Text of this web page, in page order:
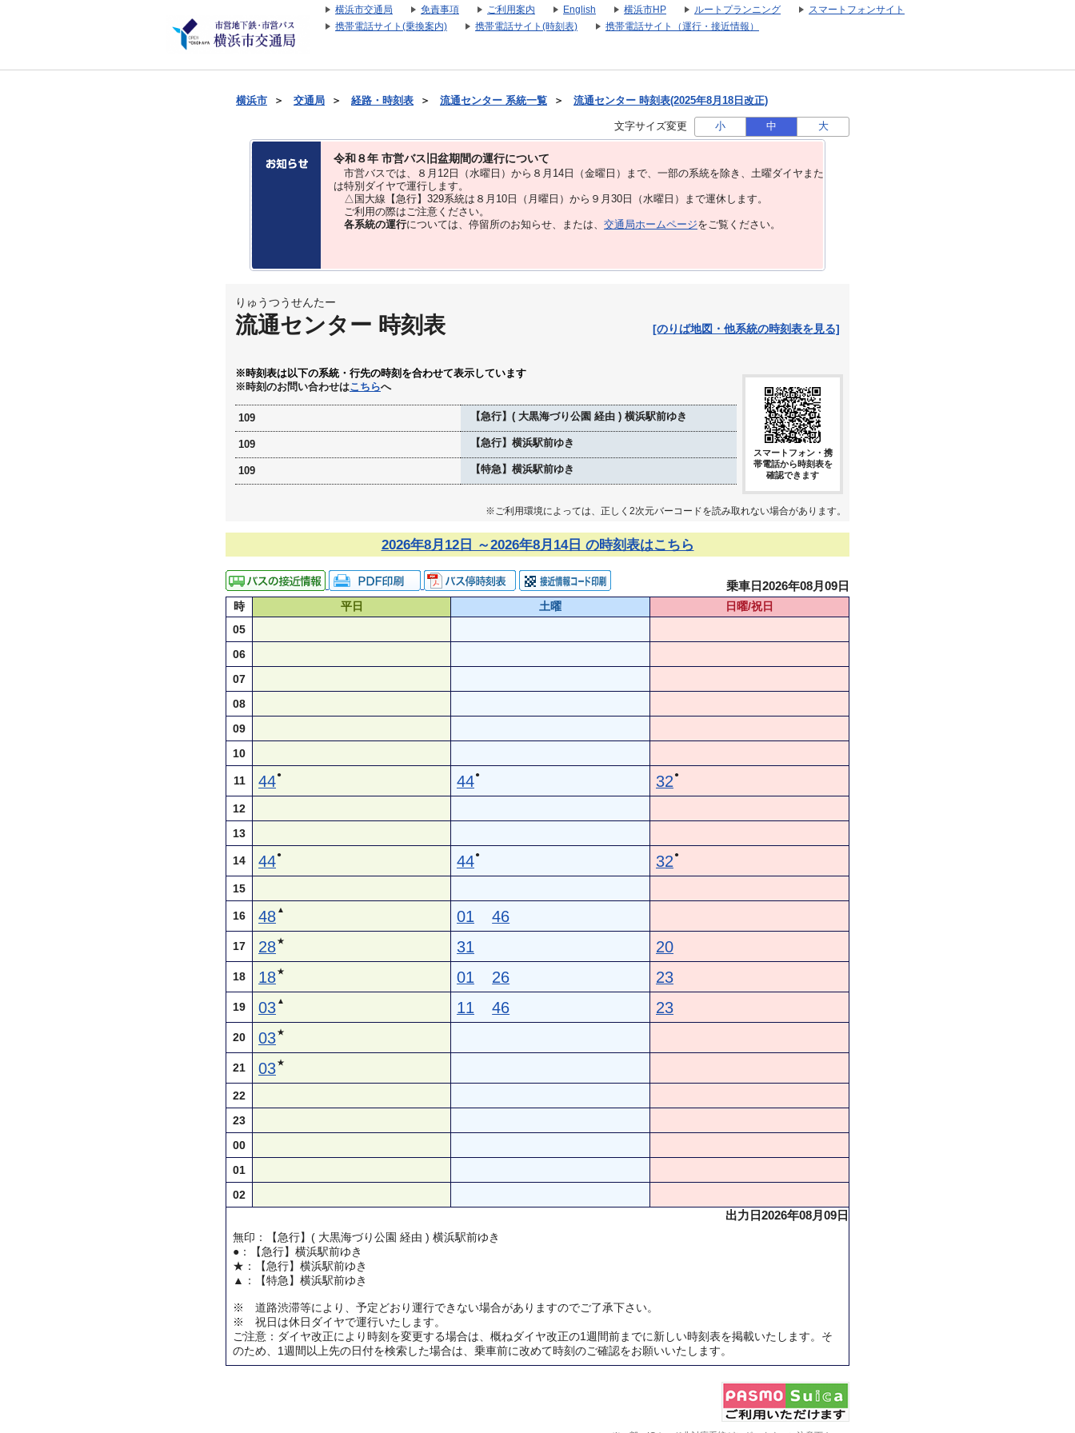
横浜市交通局 免責事項 ご利用案内 English 横浜市HP ルートプランニング
スマートフォンサイト
携帯電話サイト(乗換案内)
携帯電話サイト(時刻表) 携帯電話サイト（運行・接近情報）
横浜市 ＞ 交通局 ＞ 経路・時刻表 ＞ 流通センター 系統一覧 ＞ 流通センター 時刻表(2025年8月18日改正)
文字サイズ変更 小 中 大
令和８年 市営バス旧盆期間の運行について
市営バスでは、８⽉12⽇（水曜日）から８⽉14⽇（金曜日）まで、⼀部の系統を除き、⼟曜ダイヤまた
は特別ダイヤで運⾏します。
△国大線【急行】329系統は８月10日（月曜日）から９月30日（水曜日）まで運休します。
ご利用の際はご注意ください。
各系統の運行については、停留所のお知らせ、または、 交通局ホームページをご覧ください。
りゅうつうせんたー
流通センター 時刻表 [のりば地図・他系統の時刻表を見る]
※時刻表は以下の系統・行先の時刻を合わせて表示しています
※時刻のお問い合わせはこちらへ
109 【急行】( 大黒海づり公園 経由 ) 横浜駅前ゆき
109 【急行】横浜駅前ゆき
109 【特急】横浜駅前ゆき
スマートフォン・携
帯電話から時刻表を
確認できます
※ご利用環境によっては、正しく2次元バーコードを読み取れない場合があります。
2026年8月12日 ～2026年8月14日 の時刻表はこちら
乗車日2026年08月09日
時 平日 土曜
日曜/祝日
05
06
07
08
09
10
11 44● 44● 32 ●
12
13
14 44● 44● 32 ●
15
16 48 ▲ 01 46
17 28★ 31 20
18 18★ 01 26 23
19 03 ▲ 11 46 23
20 03★
21 03★
22
23
00
01
02
出力日2026年08月09日
無印：【急行】( 大黒海づり公園 経由 ) 横浜駅前ゆき
●：【急行】横浜駅前ゆき
★：【急行】横浜駅前ゆき
▲：【特急】横浜駅前ゆき
※ 道路渋滞等により、予定どおり運行できない場合がありますのでご了承下さい。
※ 祝日は休日ダイヤで運行いたします。
ご注意：ダイヤ改正により時刻を変更する場合は、概ねダイヤ改正の1週間前までに新しい時刻表を掲載いたします。そ
のため、1週間以上先の日付を検索した場合は、乗車前に改めて時刻のご確認をお願いいたします。